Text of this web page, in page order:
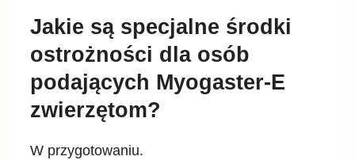
Jakie są specjalne środki
ostrożności dla osób
podających Myogaster-E
zwierzętom?
W przygotowaniu.